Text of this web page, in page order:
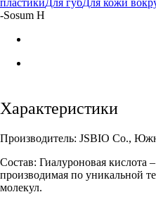
-Sosum H
Характеристики
Производитель: JSBIO Co.,
Состав: Гиалуроновая кислота
производимая по уникальной
молекул.